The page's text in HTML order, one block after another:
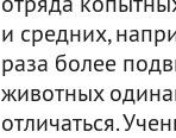
и средних,
раза более
животных
отличаться.